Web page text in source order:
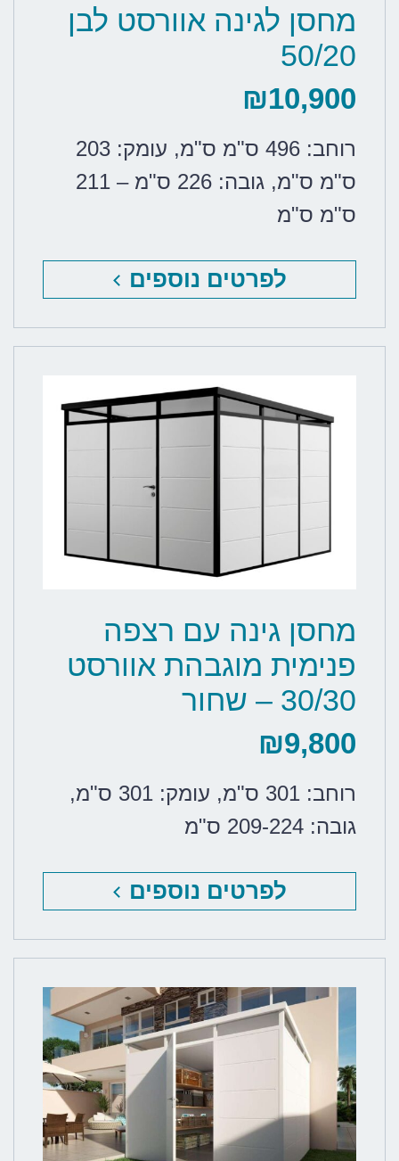
מחסן לגינה אוורסט לבן
50/20
₪10,900
רוחב: 496 ס"מ ס"מ ,
עומק: 203
ס"מ ס"מ,
גובה: 226 ס"מ – 211
ס"מ ס"מ
לפרטים נוספים
מחסן גינה עם רצפה
פנימית מוגבהת אוורסט
30/30 – שחור
₪9,800
רוחב: 301 ס"מ , עומק: 301 ס"מ
,
גובה: 209-224 ס"מ
לפרטים נוספים